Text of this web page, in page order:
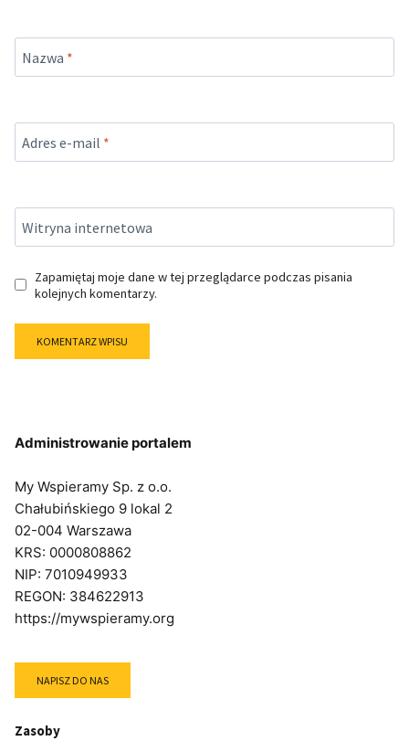
Nazwa *
Adres e-mail *
Witryna internetowa
Zapamiętaj moje dane w tej przeglądarce podczas pisania
kolejnych komentarzy.
Administrowanie portalem
My Wspieramy Sp. z o.o.
Chałubińskiego 9 lokal 2
02-004 Warszawa
KRS: 0000808862
NIP: 7010949933
REGON: 384622913
https://mywspieramy.org
NAPISZ DO NAS
Zasoby